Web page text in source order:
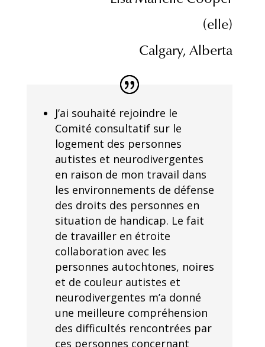
(elle)
Calgary, Alberta
J’ai souhaité rejoindre le
Comité consultatif sur le
logement des personnes
autistes et neurodivergentes
en raison de mon travail dans
les environnements de défense
des droits des personnes en
situation de handicap. Le fait
de travailler en étroite
collaboration avec les
personnes autochtones, noires
et de couleur autistes et
neurodivergentes m’a donné
une meilleure compréhension
des difficultés rencontrées par
ces personnes concernant